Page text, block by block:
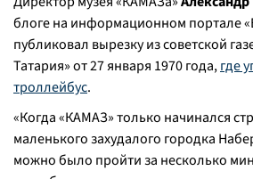
блоге на информационном портале
публиковал вырезку из советской
Татария» от 27 января 1970 года,где
троллейбус.
«Когда «КАМАЗ» только начинался
маленького захудалого городка
можно было пройти за несколько